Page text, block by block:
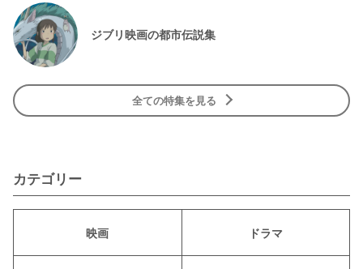
ジブリ映画の都市伝説集
全ての特集を見る
カテゴリー
映画 ドラマ